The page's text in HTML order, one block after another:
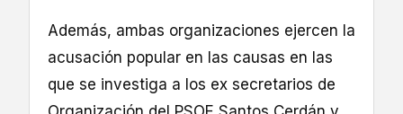
Además, ambas organizaciones ejercen la
acusación popular en las causas en las
que se investiga a los ex secretarios de